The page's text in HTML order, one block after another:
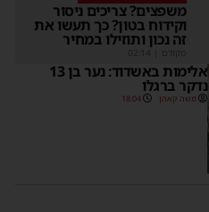
משפצים? צריכים ניסור
וקידוח בטון? כך תעשו את
זה נכון ותוזילו במחיר
מקודם
אלימות באשדוד: נער בן 13
נדקר ברגלו
משה קאהן 18:04